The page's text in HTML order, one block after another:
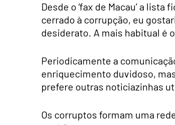
Desde o ‘fax de Macau’ a
cerrado à corrupção, eu
desiderato. A mais habitual é
Periodicamente a
enriquecimento duvidoso,
prefere outras noticiazinhas
Os corruptos formam uma